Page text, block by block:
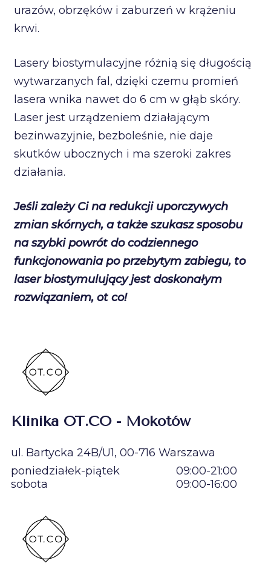
urazów, obrzęków i zaburzeń w krążeniu
krwi.
Lasery biostymulacyjne różnią się długością
wytwarzanych fal, dzięki czemu promień
lasera wnika nawet do 6 cm w głąb skóry.
Laser jest urządzeniem działającym
bezinwazyjnie, bezboleśnie, nie daje
skutków ubocznych i ma szeroki zakres
działania.
Jeśli zależy Ci na redukcji uporczywych
zmian skórnych, a także szukasz sposobu
na szybki powrót do codziennego
funkcjonowania po przebytym zabiegu, to
laser biostymulujący jest doskonałym
rozwiązaniem, ot co!
Klinika OT.CO - Mokotów
ul. Bartycka 24B/U1, 00-716 Warszawa
poniedziałek-piątek
09:00-21:00
sobota
09:00-16:00